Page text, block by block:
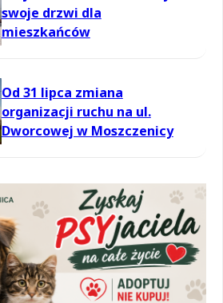
swoje drzwi dla
mieszkańców
Od 31 lipca zmiana
organizacji ruchu na ul.
Dworcowej w Moszczenicy